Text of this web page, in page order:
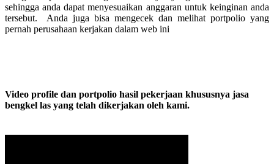
sehingga anda dapat menyesuaikan anggaran untuk keinginan anda
tersebut. Anda juga bisa mengecek dan melihat portpolio yang
pernah perusahaan kerjakan dalam web ini
Video profile dan portpolio hasil pekerjaan khususnya jasa
bengkel las yang telah dikerjakan oleh kami.